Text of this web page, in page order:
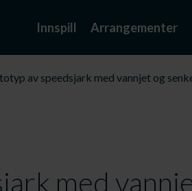
Innspill Arrangementer
av speedsjark med vannjet og
med